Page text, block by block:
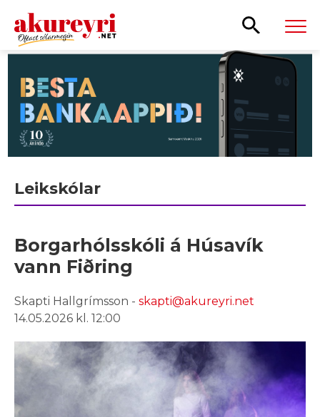
Leikskólar
Borgarhólsskóli á Húsavík
vann Fiðring
Skapti Hallgrímsson - skapti@akureyri.net
14.05.2026 kl. 12:00